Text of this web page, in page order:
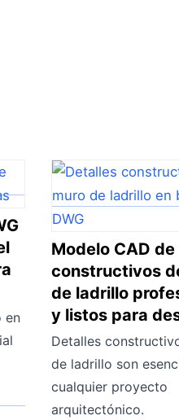
en
Modelo CAD
constructivos
de ladrillo
y listos para
Detalles
de ladrillo son
cualquier proyecto
arquitectónico.